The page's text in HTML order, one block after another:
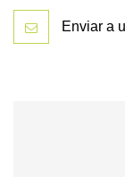
Enviar a